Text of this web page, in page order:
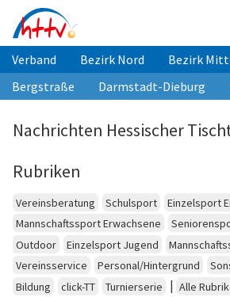
Inhalt
springen
Verband Bezirk Nord Bezirk
Bergstraße
Darmstadt-Dieburg
Nachrichten Hessischer
Rubriken
Vereinsberatung Schulsport
Einzelsport
Mannschaftssport Erwachsene
Outdoor
Einzelsport Jugend
Vereinsservice
Personal/Hintergrund
Bildung
click-TT Turnierserie | Alle